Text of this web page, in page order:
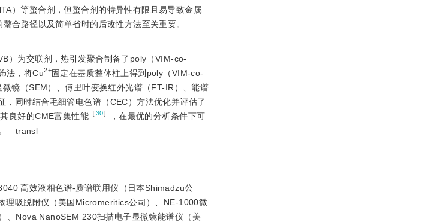
）等螯合剂，但螯合剂的特异性有限且易导致金属
螯合路径以及简单省时的后改性方法至关重要。
）为交联剂，热引发聚合制备了poly（VIM-co-
法，将Cu2+固定在基质整体柱上得到poly（VIM-co-
镜（SEM）、傅里叶变换红外光谱（FT-IR）、能谱
同时结合毛细管电色谱（CEC）方法优化并评估了
良好的CME富集性能 ［30］
，在最优的分析条件下可
transl
高效液相色谱-质谱联用仪（日本Shimadzu公
吸脱附仪（美国Micromeritics公司）、NE-1000微
、Nova NanoSEM 230扫描电子显微镜能谱仪（美